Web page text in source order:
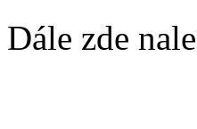
Dále zde